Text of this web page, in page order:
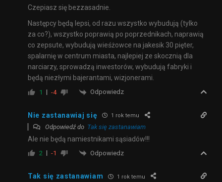
Czepiasz się bezzasadnie.
Następcy będą lepsi, od razu wszystko wybudują (tylko
za co?), wszystko poprawią po poprzednikach, naprawią
co zepsute, wybudują wieśżowce na jakesik 30 pięter,
spalarnię w centrum miasta, najlepiej ze skocznią dla
narciarzy, sprowadzą inwestorów, wybudują fabryki i
będą niezłymi bajerantami, wizjonerami.
1 -4 Odpowiedz
Nie zastanawiaj się 1 rok temu
Odpowiedź do Tak się zastanawiam
Ale nie będą namiestnikami sąsiadów!!!
2 -1 Odpowiedz
Tak się zastanawiam 1 rok temu